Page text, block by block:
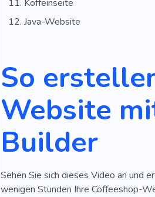
Koffeinseite
Java-Website
So
Website
Builder
Sehen Sie sich dieses Video an und
wenigen Stunden Ihre Coffeeshop-